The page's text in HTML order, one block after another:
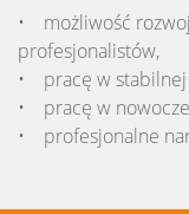
• możliwość
profesjonalistów,
• pracę w stabilnej
• pracę w
• profesjonalne